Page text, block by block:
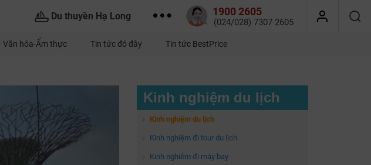
Du thuyền Hạ Long 1900 2605
(024/028) 7307 2605
Văn hóa-Ẩm thực Tin tức đó đây Tin tức BestPrice
Kinh nghiệm du lịch
› Kinh nghiệm du lịch
› Kinh nghiệm đi tour du lịch
› Kinh nghiệm đi máy bay